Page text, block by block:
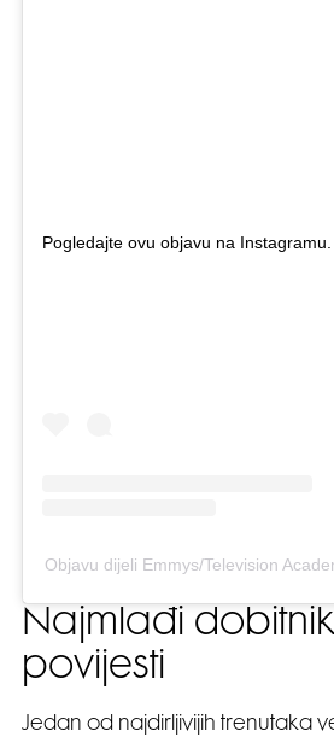
Pogledajte ovu objavu na Instagramu.
Objavu dijeli Emmys/Television
Najmlađi
povijesti
Jedan od najdirljivijih trenutaka